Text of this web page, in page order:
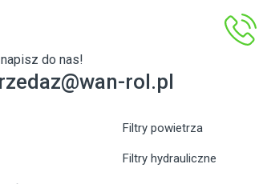
do nas!
rol.pl
Filtry powietrza
Filtry hydrauliczne